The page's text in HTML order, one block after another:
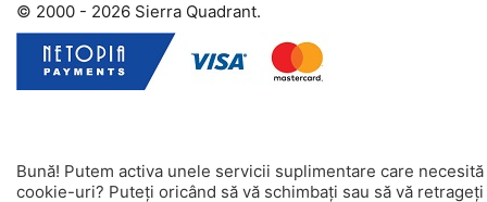
© 2000 - 2026 Sierra Quadrant.
Bună! Putem activa unele servicii suplimentare care necesită
cookie-uri? Puteți oricând să vă schimbați sau să vă retrageți